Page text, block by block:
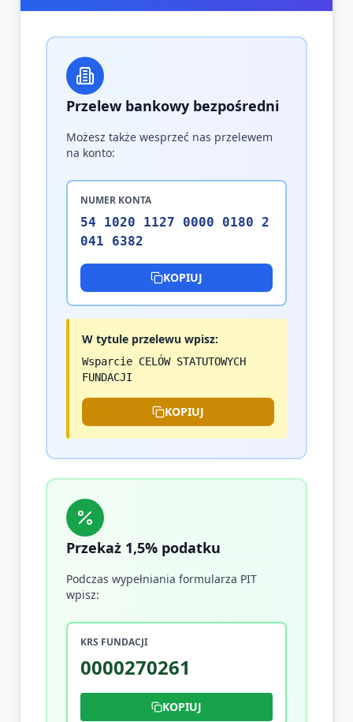
Przelew bankowy bezpośredni
Możesz także wesprzeć nas przelewem
na konto:
NUMER KONTA
54 1020 1127 0000 0180 2
041 6382
KOPIUJ
W tytule przelewu wpisz:
Wsparcie CELÓW STATUTOWYCH
FUNDACJI
KOPIUJ
Przekaż 1,5% podatku
Podczas wypełniania formularza PIT
wpisz:
KRS FUNDACJI
0000270261
KOPIUJ